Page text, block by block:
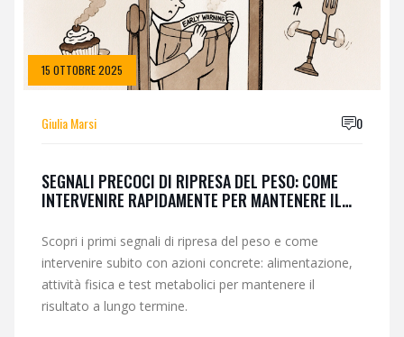
15 OTTOBRE 2025
Giulia Marsi 0
SEGNALI PRECOCI DI RIPRESA DEL PESO: COME
INTERVENIRE RAPIDAMENTE PER MANTENERE IL
Scopri i primi segnali di ripresa del peso e come
intervenire subito con azioni concrete: alimentazione,
attività fisica e test metabolici per mantenere il
risultato a lungo termine.